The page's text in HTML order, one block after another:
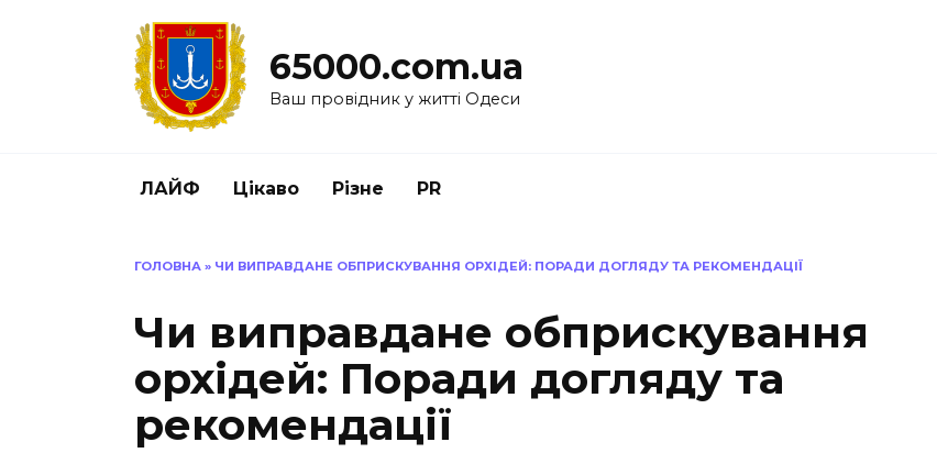
65000.com.ua
Ваш провідник у житті Одеси
ЛАЙФ Цікаво Різне PR
ГОЛОВНА » ЧИ ВИПРАВДАНЕ ОБПРИСКУВАННЯ ОРХІДЕЙ: ПОРАДИ ДОГЛЯДУ ТА РЕКОМЕНДАЦІЇ
Чи виправдане обприскування
орхідей: Поради догляду та
рекомендації